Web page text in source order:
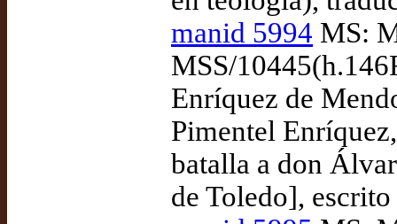
manid 5994 MS:
MSS/
Enríquez de
Pimentel
batalla a don
de Toledo],